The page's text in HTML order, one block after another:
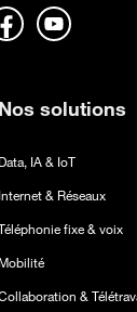
- ouverture dans un
sur linkedin - ouverture
nous sur facebook -
Suivez-nous sur
Nos solutions
Data, IA & IoT
Internet & Réseaux
fixe & voix
Mobilité
&